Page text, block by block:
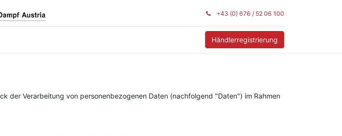
+43 (0) 676 / 52 06 100
Händlerregistrierung
der Verarbeitung von personenbezogenen Daten (nachfolgend "Daten") im Rahmen